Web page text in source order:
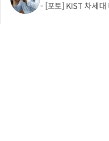
[포토] KIST 차세대